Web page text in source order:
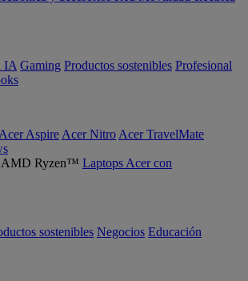
IA Gaming Productos sostenibles Profesional
Acer Aspire Acer Nitro Acer TravelMate
Laptops Acer con
sostenibles Negocios Educación